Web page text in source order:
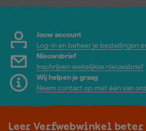
Jouw account
Log-in en beheer je bestellingen
Nieuwsbrief
Inschrijven wekelijkse nieuwsbrief
Wij helpen je graag
Neem contact op met één van
Leer Verfwebwinkel beter